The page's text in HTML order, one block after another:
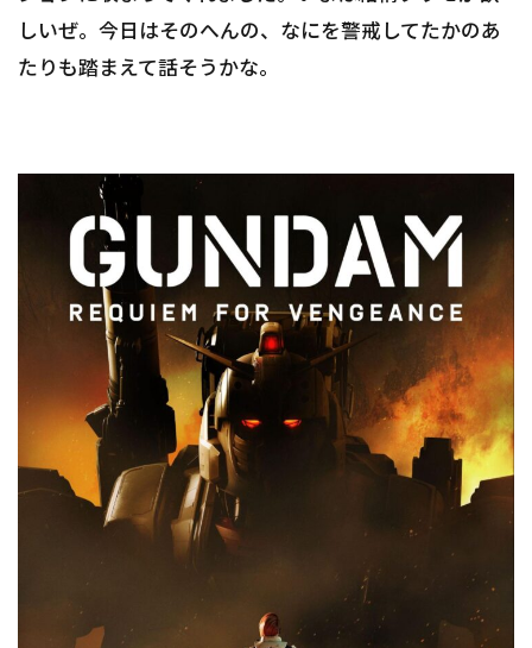
しいぜ。今日はそのへんの、なにを警戒してたかのあ
たりも踏まえて話そうかな。